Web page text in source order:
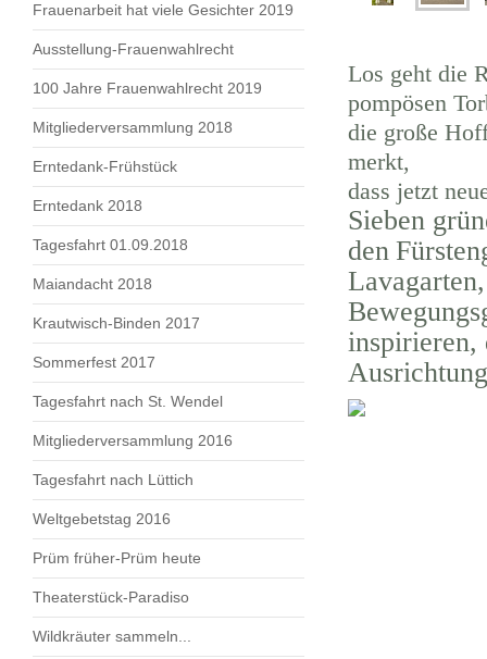
Frauenarbeit hat viele Gesichter 2019
Ausstellung-Frauenwahlrecht
100 Jahre Frauenwahlrecht 2019
Mitgliederversammlung 2018
Erntedank-Frühstück
Erntedank 2018
Tagesfahrt 01.09.2018
Maiandacht 2018
Krautwisch-Binden 2017
Sommerfest 2017
Tagesfahrt nach St. Wendel
Mitgliederversammlung 2016
Tagesfahrt nach Lüttich
Weltgebetstag 2016
Prüm früher-Prüm heute
Theaterstück-Paradiso
Wildkräuter sammeln...
Los geht die
pompösen
die große
merkt,
dass jetzt
Sieben
den
inspirieren,